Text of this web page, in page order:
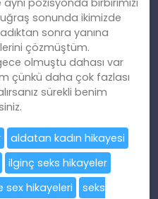
pozisyonda birbirimizi
sonunda ikimizde
sonra yanına
çözmüştüm.
olmuştu dahası var
çünkü daha çok fazlası
sürekli benim
aldatan kadın hikayesi
ilginç seks hikayeler
sex hikayeleri
seks